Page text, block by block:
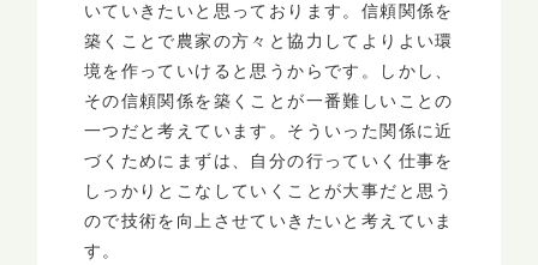
いていきたいと思っております。信頼関係を
築くことで農家の方々と協力してよりよい環
境を作っていけると思うからです。しかし、
その信頼関係を築くことが一番難しいことの
一つだと考えています。そういった関係に近
づくためにまずは、自分の行っていく仕事を
しっかりとこなしていくことが大事だと思う
ので技術を向上させていきたいと考えていま
す。